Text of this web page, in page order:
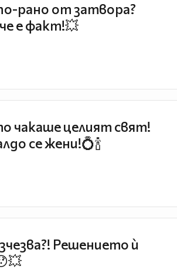
рано от затвора?
е факт!💥
чакаше целият свят!
се жени!💍🍾
Решението ѝ